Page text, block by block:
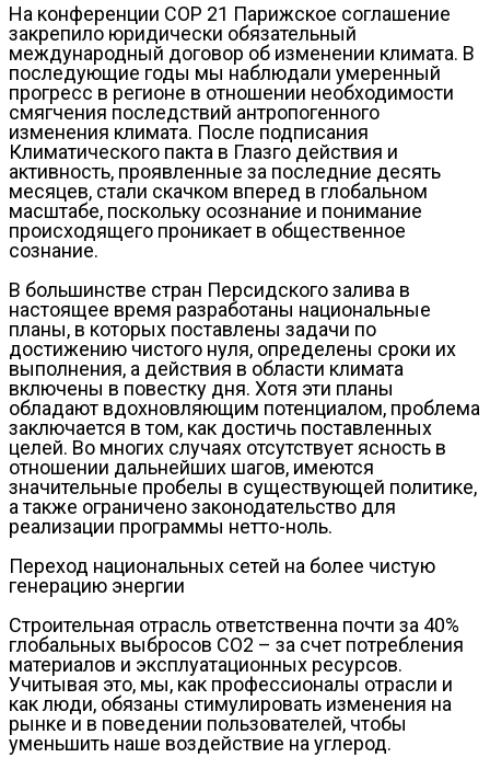
На конференции COP 21 Парижское соглашение
закрепило юридически обязательный
международный договор об изменении климата. В
последующие годы мы наблюдали умеренный
прогресс в регионе в отношении необходимости
смягчения последствий антропогенного
изменения климата. После подписания
Климатического пакта в Глазго действия и
активность, проявленные за последние десять
месяцев, стали скачком вперед в глобальном
масштабе, поскольку осознание и понимание
происходящего проникает в общественное
сознание.
В большинстве стран Персидского залива в
настоящее время разработаны национальные
планы, в которых поставлены задачи по
достижению чистого нуля, определены сроки их
выполнения, а действия в области климата
включены в повестку дня. Хотя эти планы
обладают вдохновляющим потенциалом, проблема
заключается в том, как достичь поставленных
целей. Во многих случаях отсутствует ясность в
отношении дальнейших шагов, имеются
значительные пробелы в существующей политике,
а также ограничено законодательство для
реализации программы нетто-ноль.
Переход национальных сетей на более чистую
генерацию энергии
Строительная отрасль ответственна почти за 40%
глобальных выбросов CO2 – за счет потребления
материалов и эксплуатационных ресурсов.
Учитывая это, мы, как профессионалы отрасли и
как люди, обязаны стимулировать изменения на
рынке и в поведении пользователей, чтобы
уменьшить наше воздействие на углерод.